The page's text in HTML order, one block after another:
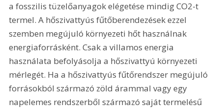
a fosszilis tüzelőanyagok elégetése mindig CO2-t
termel. A hőszivattyús fűtőberendezések ezzel
szemben megújuló környezeti hőt használnak
energiaforrásként. Csak a villamos energia
használata befolyásolja a hőszivattyú környezeti
mérlegét. Ha a hőszivattyús fűtőrendszer megújuló
forrásokból származó zöld árammal vagy egy
napelemes rendszerből származó saját termelésű